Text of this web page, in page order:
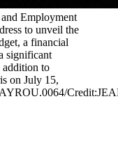
Employment
to unveil the
a financial
significant
to
on July 15,